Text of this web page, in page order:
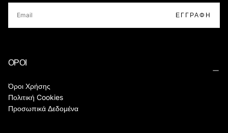
ΕΓΓΡΑΦΉ
ΟΡΟΙ
Όροι Χρήσης
Πολιτική Cookies
Προσωπικά Δεδομένα